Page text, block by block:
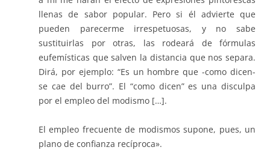
llenas de sabor popular. Pero si él advierte que
pueden parecerme irrespetuosas, y no sabe
sustituirlas por otras, las rodeará de fórmulas
eufemísticas que salven la distancia que nos separa.
Dirá, por ejemplo: “Es un hombre que -como dicen-
se cae del burro”. El “como dicen” es una disculpa
por el empleo del modismo […].
El empleo frecuente de modismos supone, pues, un
plano de confianza recíproca».